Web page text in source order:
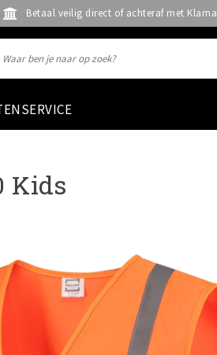
Betaal veilig direct of achteraf met Klarna
Kids